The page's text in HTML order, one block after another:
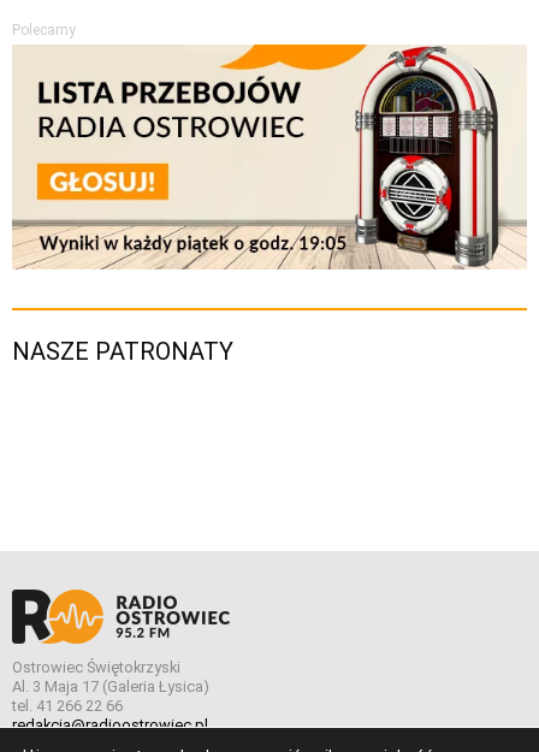
Polecamy
NASZE PATRONATY
Ostrowiec Świętokrzyski
Al. 3 Maja 17 (Galeria Łysica)
tel. 41 266 22 66
redakcja@radioostrowiec.pl